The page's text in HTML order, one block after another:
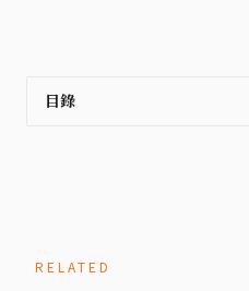
目錄
RELATED